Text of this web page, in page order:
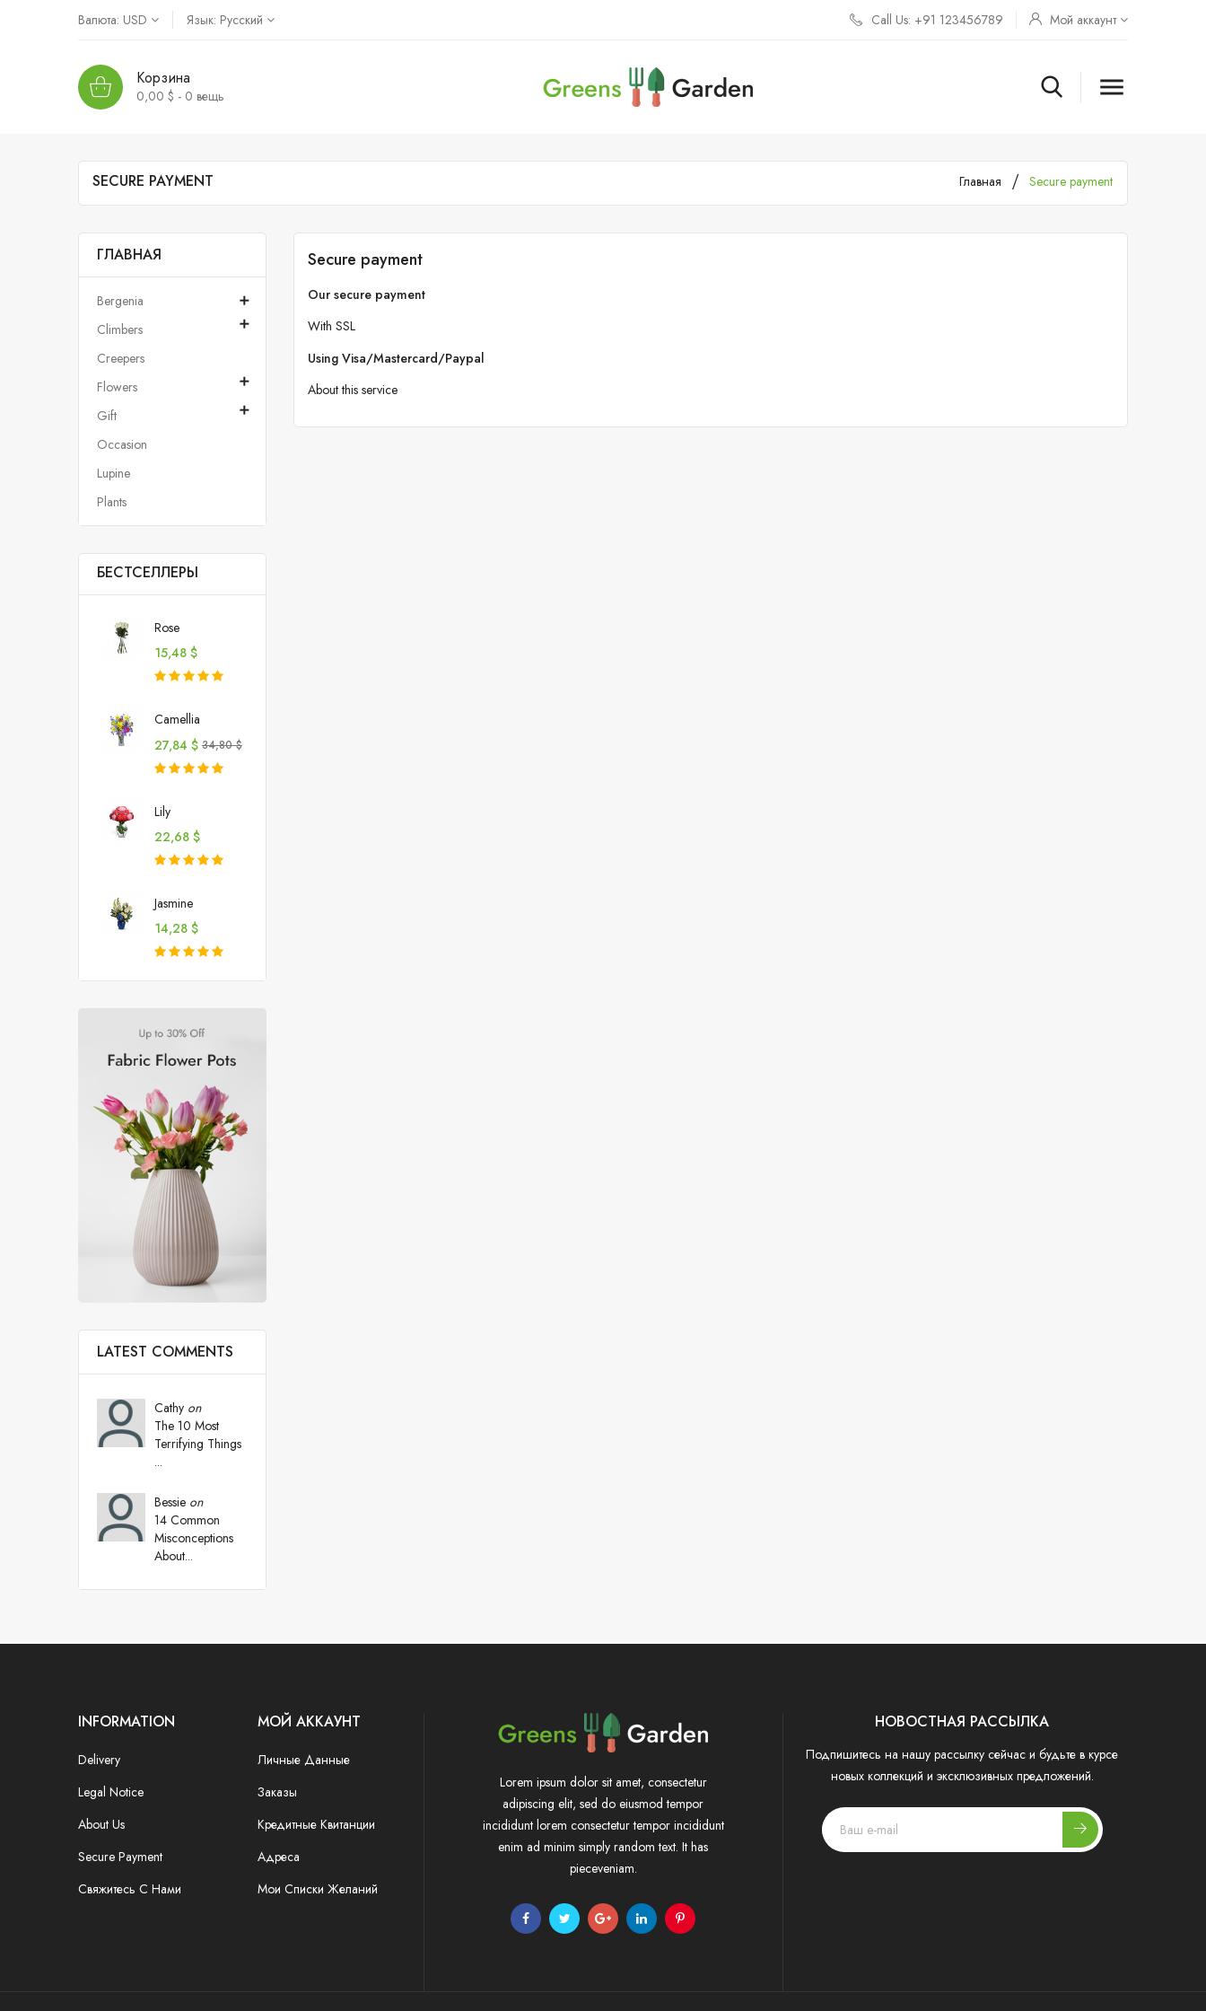
Валюта: USD Язык: Русский Call Us: +91 123456789 Мой аккаунт
Корзина
0,00 $ - 0 вещь 
SECURE PAYMENT Главная Secure payment
ГЛАВНАЯ
Bergenia 
Climbers 
Creepers
Flowers

Gift 
Occasion
Lupine
Plants
БЕСТСЕЛЛЕРЫ
Rose
Цена
15,48 $
Camellia
Цена
27,84 $ Базовая
цена
34,80 $
Lily
Цена
22,68 $
Jasmine
Цена
14,28 $
LATEST COMMENTS
Cathy on
The 10 Most
Terrifying Things
...
Bessie on
14 Common
Misconceptions
About...
Secure payment
Our secure payment
With SSL
Using Visa/Mastercard/Paypal
About this service
INFORMATION
Delivery
Legal Notice
About Us
Secure Payment
Свяжитесь С Нами
МОЙ АККАУНТ
Личные Данные
Заказы
Кредитные Квитанции
Адреса
Мои Списки Желаний
Lorem ipsum dolor sit amet, consectetur
adipiscing elit, sed do eiusmod tempor
incididunt lorem consectetur tempor incididunt
enim ad minim simply random text. It has
pieceveniam.
НОВОСТНАЯ РАССЫЛКА
Подпишитесь на нашу рассылку сейчас и будьте в курсе
новых коллекций и эксклюзивных предложений.